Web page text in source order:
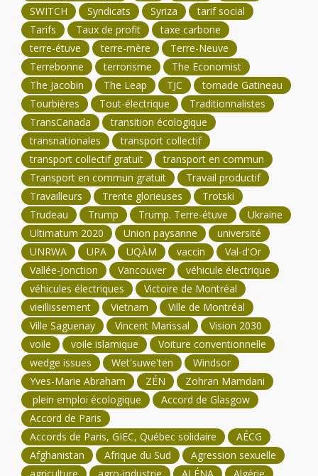
SWITCH
Syndicats Syriza
tarif social
Tarifs
Taux de profit
taxe carbone
terre-étuve
terre-mère
Terre-Neuve
Terrebonne
terrorisme
The Economist
The Jacobin
The Leap TJC
tornade Gatineau
Tourbières
Tout-électrique
Traditionnalistes
TransCanada
transition écologique
transnationales
transport collectif
transport collectif gratuit
transport en commun
Transport en commun gratuit
Travail productif
Travailleurs
Trente glorieuses
Trotski
Trudeau
Trump Trump. Terre-étuve
Ukraine
Ultimatum 2020
Union paysanne
université
UNRWA
UPA UQÀM vaccin
Val-d'Or
Vallée-Jonction
Vancouver
véhicule électrique
véhicules électriques
Victoire de Montréal
vieillissement
Vietnam
Ville de Montréal
Ville Saguenay
Vincent Marissal
Vision 2030
voile
voile islamique
Voiture conventionnelle
wedge issues
Wet'suwe'ten
Windsor
Yves-Marie Abraham
ZÉN
Zohran Mamdani
plein emploi écologique
Accord de Glasgow
Accord de Paris
Accords de Paris, GIEC, Québec solidaire
AÉCG
Afghanistan
Afrique du Sud
Agression sexuelle
agriculture
agro-industrie ALÉNA Algérie